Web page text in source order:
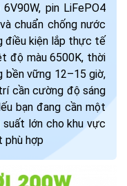
pin LiFePO4
chuẩn chống nước
điều kiện lắp thực tế
độ màu 6500K, thời
bền vững 12–15 giờ,
cần cường độ sáng
bạn đang cần một
lớn cho khu vực
phù hợp